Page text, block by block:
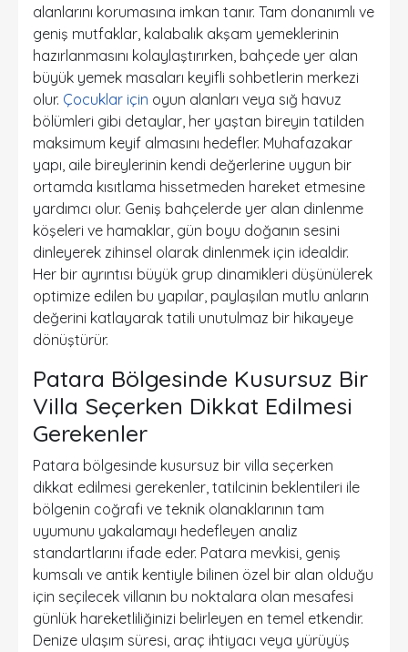
alanlarını korumasına imkan tanır. Tam donanımlı ve
geniş mutfaklar, kalabalık akşam yemeklerinin
hazırlanmasını kolaylaştırırken, bahçede yer alan
büyük yemek masaları keyifli sohbetlerin merkezi
olur. Çocuklar için oyun alanları veya sığ havuz
bölümleri gibi detaylar, her yaştan bireyin tatilden
maksimum keyif almasını hedefler. Muhafazakar
yapı, aile bireylerinin kendi değerlerine uygun bir
ortamda kısıtlama hissetmeden hareket etmesine
yardımcı olur. Geniş bahçelerde yer alan dinlenme
köşeleri ve hamaklar, gün boyu doğanın sesini
dinleyerek zihinsel olarak dinlenmek için idealdir.
Her bir ayrıntısı büyük grup dinamikleri düşünülerek
optimize edilen bu yapılar, paylaşılan mutlu anların
değerini katlayarak tatili unutulmaz bir hikayeye
dönüştürür.
Patara Bölgesinde Kusursuz Bir
Villa Seçerken Dikkat Edilmesi
Gerekenler
Patara bölgesinde kusursuz bir villa seçerken
dikkat edilmesi gerekenler, tatilcinin beklentileri ile
bölgenin coğrafi ve teknik olanaklarının tam
uyumunu yakalamayı hedefleyen analiz
standartlarını ifade eder. Patara mevkisi, geniş
kumsalı ve antik kentiyle bilinen özel bir alan olduğu
için seçilecek villanın bu noktalara olan mesafesi
günlük hareketliliğinizi belirleyen en temel etkendir.
Denize ulaşım süresi, araç ihtiyacı veya yürüyüş